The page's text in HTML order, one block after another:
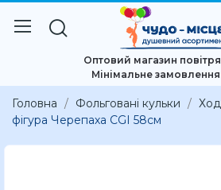
Оптовий магазин
Мінімальне
Головна Фольговані кульки
фігура Черепаха CGI 58см